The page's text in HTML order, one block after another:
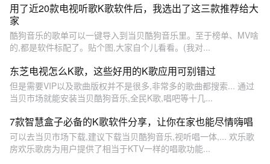
用了近20款电视听歌K歌软件后，我选出了这三款推荐给大
家
酷狗音乐的歌单可以一键导入到当贝酷狗音乐里。至于榜单、MV啥
的,都是软件标配了。贴个图,大家自个儿看看。(我对...
东芝电视怎么K歌，这些好用的K歌应用可别错过
但是需要VIP以及歌曲版权并不是很多,非常多的歌曲都搜索... 通过
当贝市场就能安装当贝酷狗音乐,全民K歌,唱吧等十几...
7款智慧盒子必备的K歌软件分享，让你在家也能尽情嗨唱
可以去当贝市场下载,建议下载当贝酷狗音乐,视听唱一体,... 欢乐歌
房欢乐歌房为用户提供了相当于KTV一样的唱歌功能...